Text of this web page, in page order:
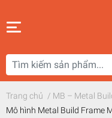
Trang chủ / MB – Metal
Mô hình Metal Build Frame